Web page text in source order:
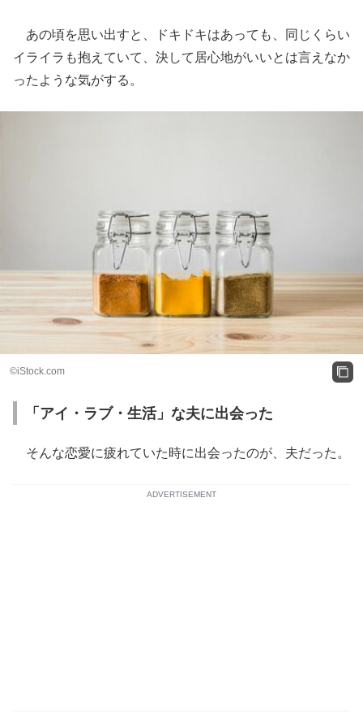
あの頃を思い出すと、ドキドキはあっても、同じくらい
イライラも抱えていて、決して居心地がいいとは言えなか
ったような気がする。
©iStock.com
「アイ・ラブ・生活」な夫に出会った
そんな恋愛に疲れていた時に出会ったのが、夫だった。
ADVERTISEMENT